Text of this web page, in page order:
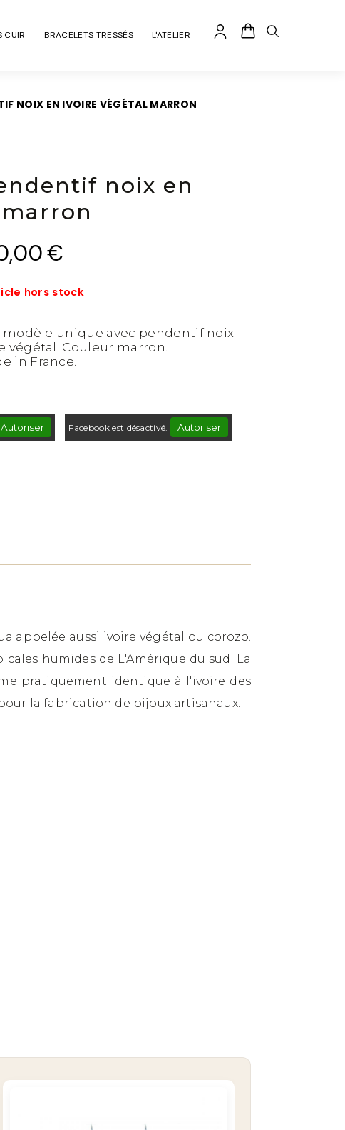
CUIR BRACELETS TRESSÉS L'ATELIER
NOIX EN IVOIRE VÉGÉTAL MARRON
noix en
€
hors stock
unique avec pendentif noix
végétal. Couleur marron.
in France.
Autoriser Facebook est désactivé. Autoriser
appelée aussi ivoire végétal ou corozo.
humides de L'Amérique du sud. La
pratiquement identique à l'ivoire des
la fabrication de bijoux artisanaux.